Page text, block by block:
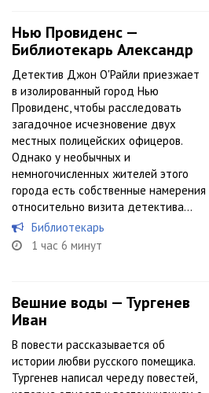
Нью Провиденс —
Библиотекарь Александр
Детектив Джон О'Райли приезжает
в изолированный город Нью
Провиденс, чтобы расследовать
загадочное исчезновение двух
местных полицейских офицеров.
Однако у необычных и
немногочисленных жителей этого
города есть собственные намерения
относительно визита детектива…
Библиотекарь
1 час 6 минут
Вешние воды — Тургенев
Иван
В повести рассказывается об
истории любви русского помещика.
Тургенев написал череду повестей,